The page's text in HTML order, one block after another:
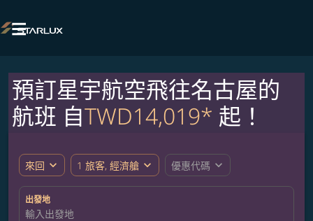

預訂星宇航空飛往名古屋的
航班 自TWD14,019* 起！
來回 expand_more 1 旅客, 經濟艙 expand_more 優惠代碼 expand_more
出發地
輸入出發地